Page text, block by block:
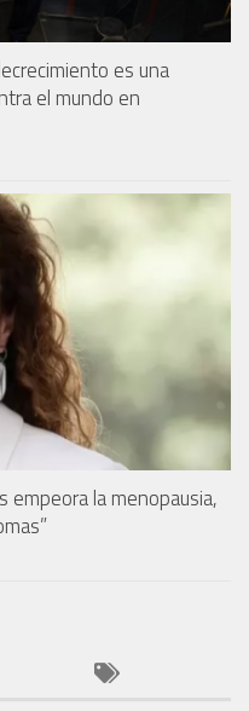
es una
el mundo en
empeora la menopausia,